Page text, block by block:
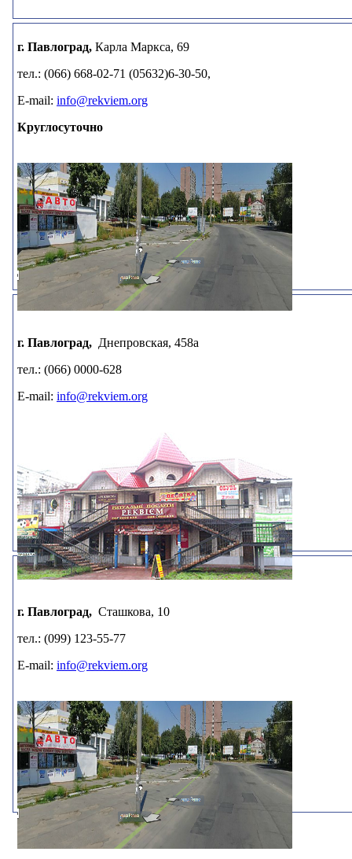
г. Павлоград, Карла Маркса, 69
тел.: (066) 668-02-71 (05632)6-30-50,
E-mail: info@rekviem.org
Круглосуточно
г. Павлоград, Днепровская, 458а
тел.: (066) 0000-628
E-mail: info@rekviem.org
г. Павлоград, Сташкова, 10
тел.: (099) 123-55-77
E-mail: info@rekviem.org